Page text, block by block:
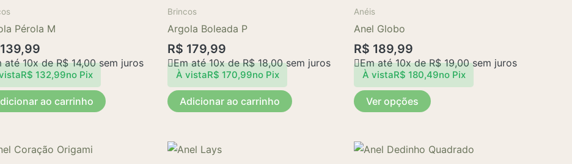
Pérola M
139,99
até 10x deR$14,00sem juros
R$ 132,99no Pix
ao carrinho
Brincos
Argola Boleada P
R$ 179,99
Em até 10x deR$18,00sem juros
À vistaR$ 170,99no Pix
Adicionar ao carrinho
Anéis
Anel Globo
R$ 189,99
Em até 10x deR$19,00sem juros
À vistaR$ 180,49no Pix
Ver opções
As
opções
podem
na